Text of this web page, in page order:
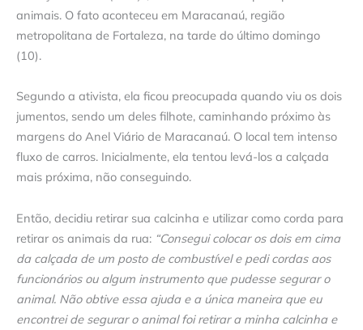
animais. O fato aconteceu em Maracanaú, região
metropolitana de Fortaleza, na tarde do último domingo
(10).
Segundo a ativista, ela ficou preocupada quando viu os dois
jumentos, sendo um deles filhote, caminhando próximo às
margens do Anel Viário de Maracanaú. O local tem intenso
fluxo de carros. Inicialmente, ela tentou levá-los a calçada
mais próxima, não conseguindo.
Então, decidiu retirar sua calcinha e utilizar como corda para
retirar os animais da rua: “Consegui colocar os dois em cima
da calçada de um posto de combustível e pedi cordas aos
funcionários ou algum instrumento que pudesse segurar o
animal. Não obtive essa ajuda e a única maneira que eu
encontrei de segurar o animal foi retirar a minha calcinha e